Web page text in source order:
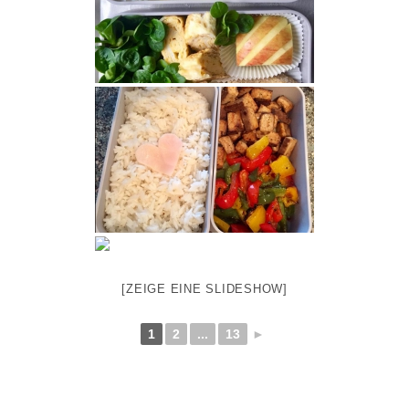
[ZEIGE EINE SLIDESHOW]
1 2 ... 13 ►